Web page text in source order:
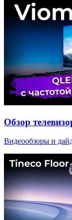
Обзор
Видеообзоры и